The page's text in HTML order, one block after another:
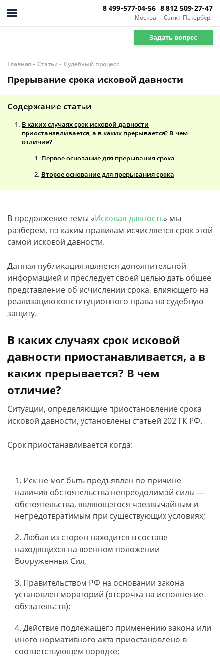
Москва
8 499-577-04-56
Санкт-Петербург
8 812 509-27-47
Задать вопрос
Главная - Статьи - Судебный процесс
Прерывание срока исковой давности
Содержание статьи
В каких случаях срок исковой давности
приостанавливается, а в каких прерывается? В чем
отличие?
Первое основание для прерывания срока
Второе основание для прерывания срока
В продолжение темы «Исковая давность» мы
разберем, по каким правилам исчисляется срок этой
самой исковой давности.
Данная публикация является дополнительной
информацией и преследует своей целью дать общее
представление об исчислении срока, влияющего на
реализацию конституционного права на судебную
защиту.
В каких случаях срок исковой
давности приостанавливается, а в
каких прерывается? В чем
отличие?
Ситуации, определяющие приостановление срока
исковой давности, установлены статьей 202 ГК РФ.
Срок приостанавливается когда:
Иск не мог быть предъявлен по причине
наличия обстоятельства непреодолимой силы —
обстоятельства, являющегося чрезвычайным и
непредотвратимым при существующих условиях;
Любая из сторон находится в составе
находящихся на военном положении
Вооруженных Сил;
Правительством РФ на основании закона
установлен мораторий (отсрочка на исполнение
обязательств);
Действие подлежащего применению закона или
иного нормативного акта приостановлено в
соответствующем порядке;